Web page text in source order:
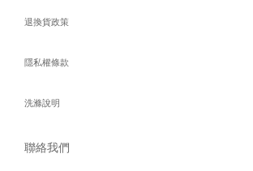
退換貨政策
隱私權條款
洗滌說明
聯絡我們